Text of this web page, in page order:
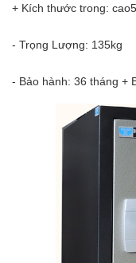
+ Kích thước trong:
- Trọng Lượng: 135kg
- Bảo hành: 36 tháng +